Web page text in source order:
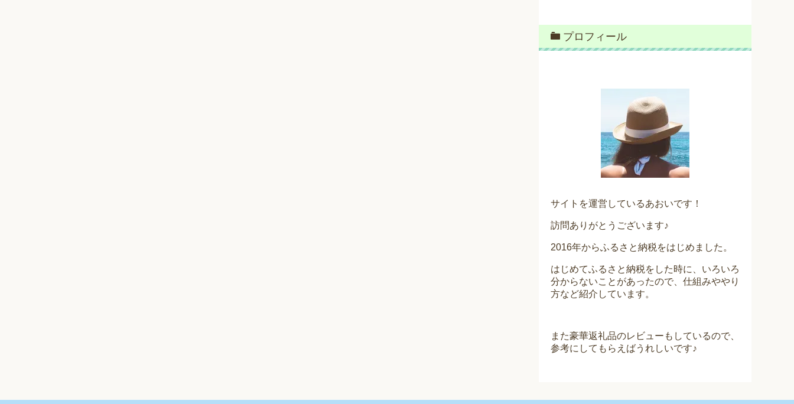
プロフィール
サイトを運営しているあおいです！
訪問ありがとうございます♪
2016年からふるさと納税をはじめました。
はじめてふるさと納税をした時に、いろいろ
分からないことがあったので、仕組みややり
方など紹介しています。
また豪華返礼品のレビューもしているので、
参考にしてもらえばうれしいです♪